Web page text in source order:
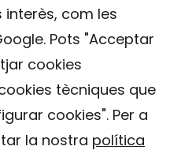
com les
Pots "Acceptar
cookies
tècniques que
cookies". Per a
la nostra política